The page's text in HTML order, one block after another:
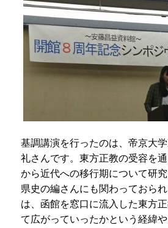
基調講演を行ったのは、帝京大
礼さんです。東方正教の受容を
から近代への移行期について研
県史の編さんにも関わっておら
は、函館を窓口に流入した東方
て広がっていったかという経緯